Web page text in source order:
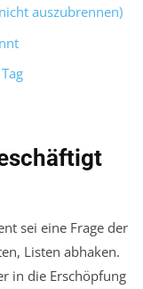
auszubrennen)
sei eine Frage der
Listen abhaken.
in die Erschöpfung